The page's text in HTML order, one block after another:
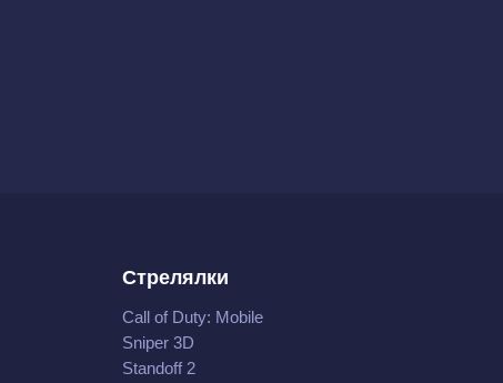
Стрелялки
Call of Duty: Mobile
Sniper 3D
Standoff 2